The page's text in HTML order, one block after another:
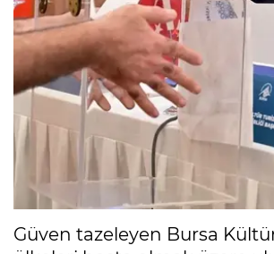
Güven tazeleyen Bursa